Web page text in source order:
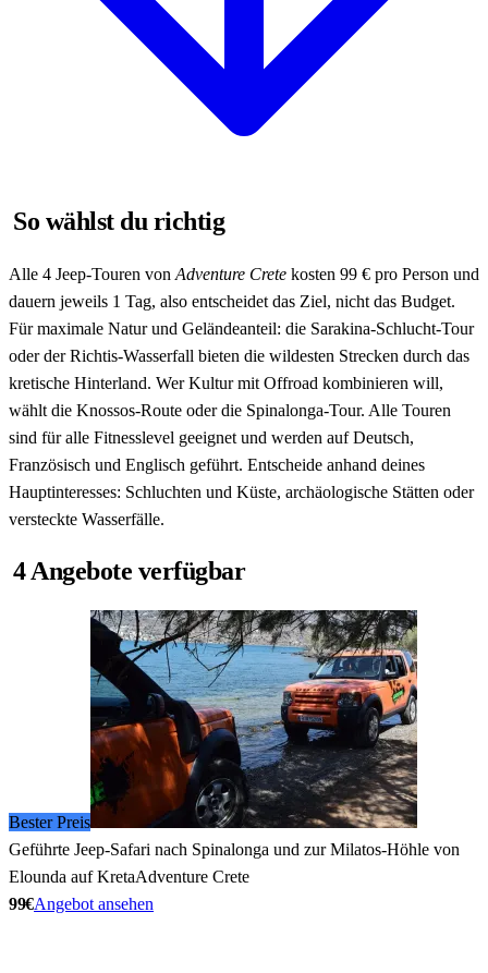
So wählst du richtig
Alle 4 Jeep-Touren von Adventure Crete kosten 99 € pro Person und
dauern jeweils 1 Tag, also entscheidet das Ziel, nicht das Budget.
Für maximale Natur und Geländeanteil: die Sarakina-Schlucht-Tour
oder der Richtis-Wasserfall bieten die wildesten Strecken durch das
kretische Hinterland. Wer Kultur mit Offroad kombinieren will,
wählt die Knossos-Route oder die Spinalonga-Tour. Alle Touren
sind für alle Fitnesslevel geeignet und werden auf Deutsch,
Französisch und Englisch geführt. Entscheide anhand deines
Hauptinteresses: Schluchten und Küste, archäologische Stätten oder
versteckte Wasserfälle.
4 Angebote verfügbar
Bester Preis
Geführte Jeep-Safari nach Spinalonga und zur Milatos-Höhle von
Elounda auf KretaAdventure Crete
99€Angebot ansehen